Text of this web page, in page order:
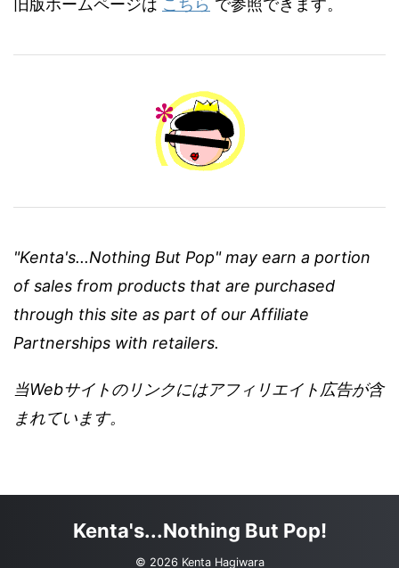
旧版ホームページは こちら で参照できます。
"Kenta's...Nothing But Pop" may earn a portion
of sales from products that are purchased
through this site as part of our Affiliate
Partnerships with retailers.
当Webサイトのリンクにはアフィリエイト広告が含
まれています。
Kenta's...Nothing But Pop!
© 2026 Kenta Hagiwara